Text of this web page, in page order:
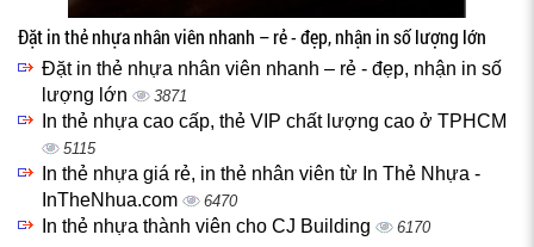
Đặt in thẻ nhựa nhân viên nhanh – rẻ - đẹp, nhận in số lượng lớn
Đặt in thẻ nhựa nhân viên nhanh – rẻ - đẹp, nhận in số
lượng lớn
3871
In thẻ nhựa cao cấp, thẻ VIP chất lượng cao ở TPHCM
5115
In thẻ nhựa giá rẻ, in thẻ nhân viên từ In Thẻ Nhựa -
InTheNhua.com
6470
In thẻ nhựa thành viên cho CJ Building 6170